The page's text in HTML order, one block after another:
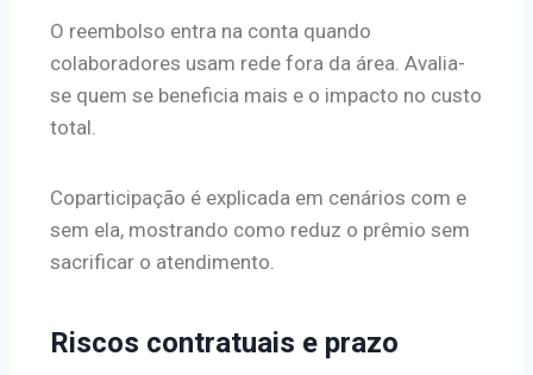
O reembolso entra na conta quando
colaboradores usam rede fora da área. Avalia-
se quem se beneficia mais e o impacto no custo
total.
Coparticipação é explicada em cenários com e
sem ela, mostrando como reduz o prêmio sem
sacrificar o atendimento.
Riscos contratuais e prazo